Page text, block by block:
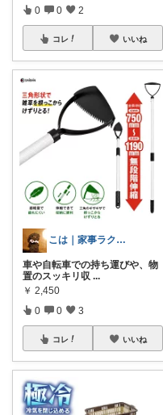
0 0 2
コレ いいね
こは｜家事ラクと暮らしの趣味↗️楽天市場
車や自転車での持ち運びや、物
置のスッキリ収 ...
￥ 2,450
0 0 3
コレ いいね